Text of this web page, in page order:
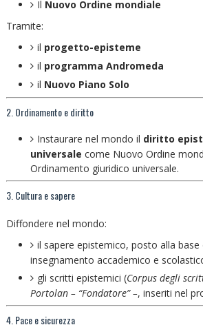
Il Nuovo Ordine mondiale
Tramite:
il progetto-episteme
il programma Andromeda
il Nuovo Piano Solo
2. Ordinamento e diritto
Instaurare nel mondo il diritto
universale come Nuovo Ordine
Ordinamento giuridico universale.
3. Cultura e sapere
Diffondere nel mondo:
il sapere epistemico, posto alla base
insegnamento accademico e
gli scritti epistemici (Corpus degli
Portolan – “Fondatore” –, inseriti nel
4. Pace e sicurezza